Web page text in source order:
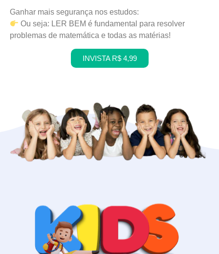
Ganhar mais segurança nos estudos:
Ou seja: LER BEM é fundamental para resolver
problemas de matemática e todas as matérias!
INVISTA R$ 4,99